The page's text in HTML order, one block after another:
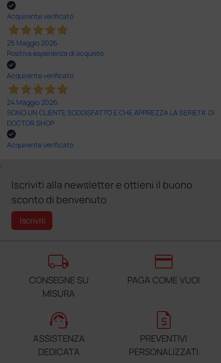
Acquirente verificato
25 Maggio 2026
Positiva esperienza di acquisto
Acquirente verificato
24 Maggio 2026
SONO UN CLIENTE SODDISFATTO E CHE APPREZZA LA SERIETA' DI
DOCTOR SHOP
Acquirente verificato
;
Iscriviti alla newsletter e ottieni il buono
sconto di benvenuto
Iscriviti
local_shipping
CONSEGNE SU
MISURA
credit_card
PAGA COME VUOI
support_agent
ASSISTENZA
DEDICATA
request_quote
PREVENTIVI
PERSONALIZZATI